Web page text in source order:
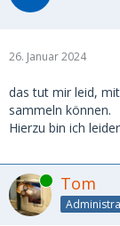
26. Januar 2024
das tut mir leid,
sammeln können.
Hierzu bin ich
Online Tom